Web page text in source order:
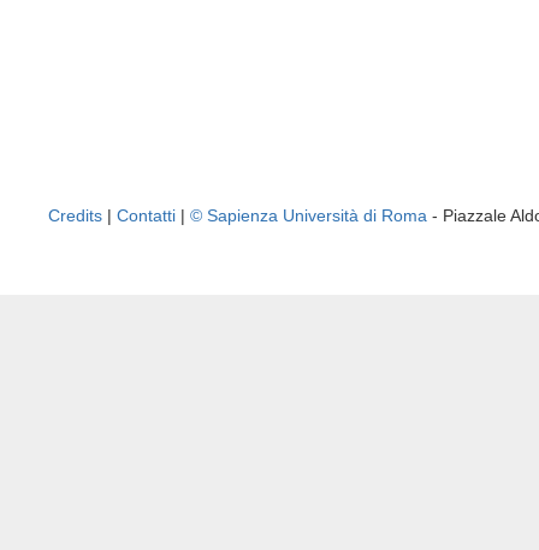
Credits | Contatti | © Sapienza Università di Roma - Piazzale